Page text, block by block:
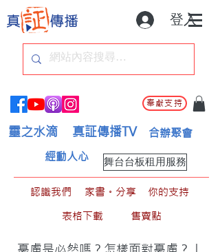
登入
奉獻支持
靈之水滴 真証傳播TV 合辦聚會
舞台台板租用服務
經動人心
認識我們 家書。分享
你的支持
表格下載
售賣點